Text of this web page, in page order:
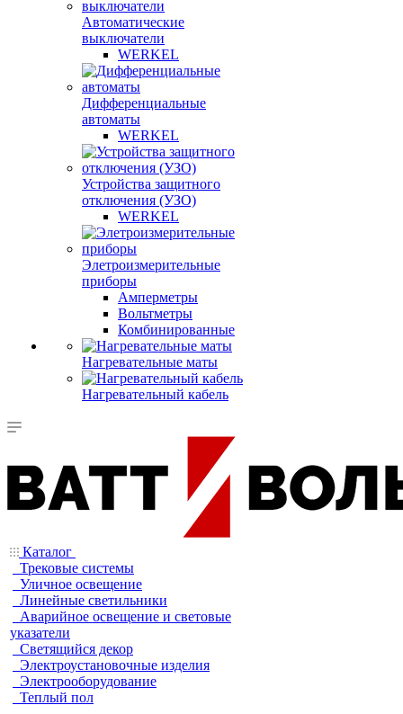
Автоматические
выключатели
WERKEL
Дифференциальные
автоматы
WERKEL
Устройства защитного
отключения (УЗО)
WERKEL
Элетроизмерительные
приборы
Амперметры
Вольтметры
Комбинированные
Нагревательные маты
Нагревательный кабель
Каталог
Трековые системы
Уличное освещение
Линейные светильники
Аварийное освещение и световые
указатели
Светящийся декор
Электроустановочные изделия
Электрооборудование
Теплый пол